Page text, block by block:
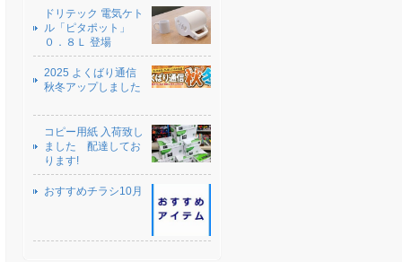
ドリテック 電気ケト
ル「ピタポット」
０．８Ｌ 登場
2025 よくばり通信
秋冬アップしました
コピー用紙 入荷致し
ました 配達してお
ります!
おすすめチラシ10月